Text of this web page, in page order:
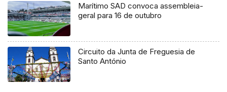
Marítimo SAD convoca assembleia-
geral para 16 de outubro
Circuito da Junta de Freguesia de
Santo António